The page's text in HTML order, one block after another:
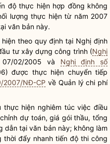
độ thực hiện hợp đồng không
lượng thực hiện từ năm 2007
văn bản này.
theo quy định tại Nghị định
tư xây dựng công trình (Nghị
02/2005 và Nghị định số
được thực hiện chuyển tiếp
2007/NĐ-CP về Quản lýchi phí
hiện nghiêm túc việc điều
dự toán, giá gói thầu, tổng
dẫn tại văn bản này; không làm
đẩy nhanh tiến độ thi công